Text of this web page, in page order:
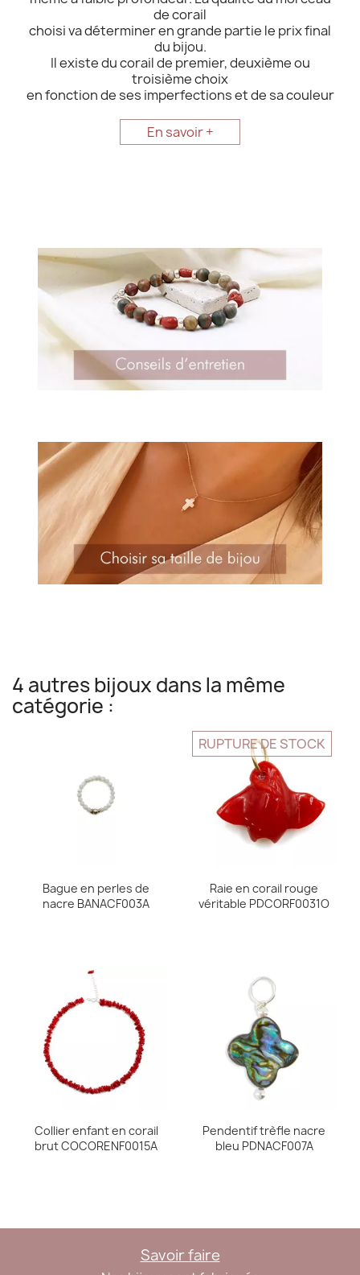
de corail
choisi va déterminer en grande partie le prix final
du bijou.
Il existe du corail de premier, deuxième ou
troisième choix
en fonction de ses imperfections et de sa couleur
En savoir +
4 autres bijoux dans la même
catégorie :
Bague en perles de
nacre BANACF003A
Raie en corail rouge
véritable PDCORF0031O
RUPTURE DE STOCK
Collier enfant en corail
brut COCORENF0015A
Pendentif trèfle nacre
bleu PDNACF007A
Savoir faire